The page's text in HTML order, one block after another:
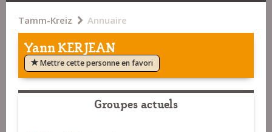
Tamm-Kreiz Annuaire
Yann KERJEAN
Mettre cette personne en favori
Groupes actuels